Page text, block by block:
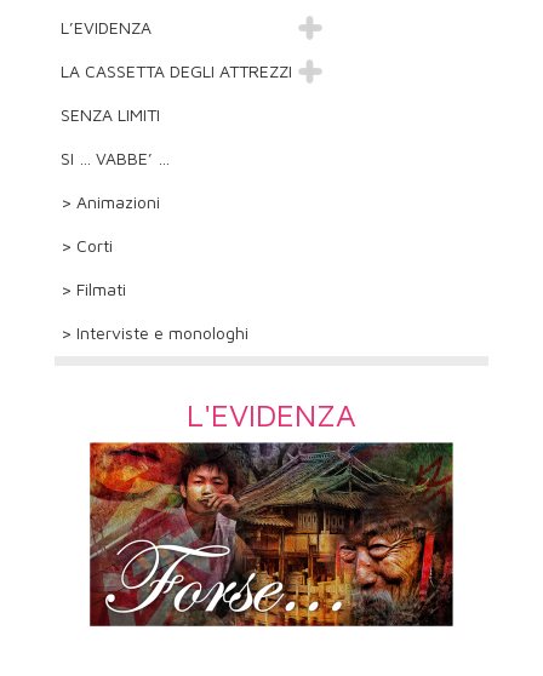
L’EVIDENZA
LA CASSETTA DEGLI ATTREZZI
SENZA LIMITI
SI … VABBE’ …
> Animazioni
> Corti
> Filmati
> Interviste e monologhi
L'EVIDENZA